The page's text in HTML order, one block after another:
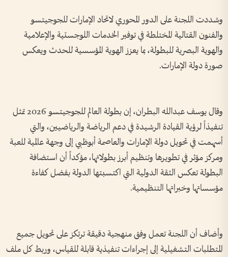
وشددت اللجنة على الدور المحوري لاتحاد الإمارات للجوجيتسو
والفنون القتالية المختلطة في توفير الخدمات اللوجستية والإعلامية
والهوية البصرية للبطولة، بما يعزز الهوية المؤسسية للحدث ويعكس
صورة دولة الإمارات.
وقال يوسف عبدالله البطران، إن بطولة العالم للجوجيتسو 2026 تمثل
تنفيذاً لرؤية القيادة الرشيدة في دعم الرياضة والرياضيين، والتي
أسهمت في تحويل دولة الإمارات والعاصمة أبوظبي إلى وجهة عالمية للعبة
ومركز مؤثر في تطويرها وتنظيم أبرز بطولاتها، مؤكداً أن استضافة
البطولة تعكس الثقة الدولية التي اكتسبتها الدولة بفضل كفاءة
مؤسساتها وخبراتها التنظيمية.
وأضاف أن اللجنة تعمل وفق منهجية دقيقة ترتكز على تحويل جميع
المتطلبات التشغيلية إلى إجراءات تنفيذية قابلة للقياس، وربط كل ملف